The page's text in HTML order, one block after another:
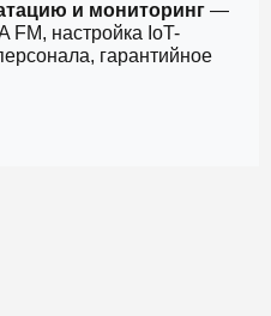
и мониторинг —
FM, настройка IoT-
гарантийное